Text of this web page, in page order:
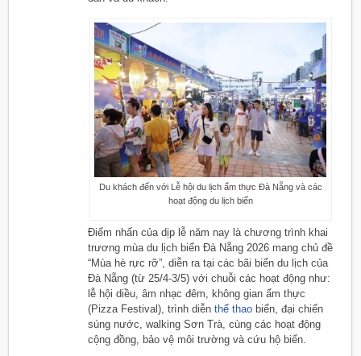
Du khách đến với Lễ hội du lịch ẩm thực Đà Nẵng và các
hoạt động du lịch biển
Điểm nhấn của dịp lễ năm nay là chương trình khai
trương mùa du lịch biển Đà Nẵng 2026 mang chủ đề
“Mùa hè rực rỡ”, diễn ra tại các bãi biển du lịch của
Đà Nẵng (từ 25/4-3/5) với chuỗi các hoạt động như:
lễ hội diều, âm nhạc đêm, không gian ẩm thực
(Pizza Festival), trình diễn thể thao biển, đại chiến
súng nước, walking Sơn Trà, cùng các hoạt động
cộng đồng, bảo vệ môi trường và cứu hộ biển.